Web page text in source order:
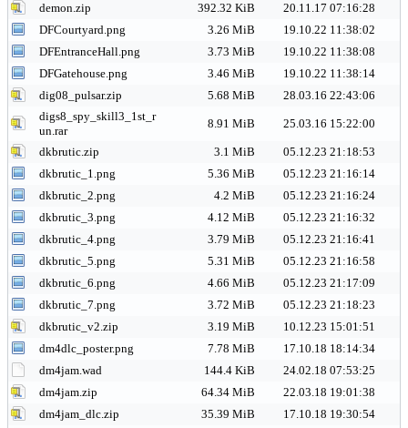
demon.zip
392.32 KiB
20.11.17 07:16:28
DFCourtyard.png
3.26 MiB
19.10.22 11:38:02
DFEntranceHall.png
3.73 MiB
19.10.22 11:38:08
DFGatehouse.png
3.46 MiB
19.10.22 11:38:14
dig08_pulsar.zip
5.68 MiB
28.03.16 22:43:06
digs8_spy_skill3_1st_r
un.rar
8.91 MiB 25.03.16 15:22:00
dkbrutic.zip 3.1 MiB
05.12.23 21:18:53
dkbrutic_1.png
5.36 MiB
05.12.23 21:16:14
dkbrutic_2.png
4.2 MiB
05.12.23 21:16:24
dkbrutic_3.png
4.12 MiB
05.12.23 21:16:32
dkbrutic_4.png
3.79 MiB
05.12.23 21:16:41
dkbrutic_5.png
5.31 MiB
05.12.23 21:16:58
dkbrutic_6.png
4.66 MiB
05.12.23 21:17:09
dkbrutic_7.png
3.72 MiB
05.12.23 21:18:23
dkbrutic_v2.zip
3.19 MiB
10.12.23 15:01:51
dm4dlc_poster.png
7.78 MiB
17.10.18 18:14:34
dm4jam.wad
144.4 KiB
24.02.18 07:53:25
dm4jam.zip
64.34 MiB
22.03.18 19:01:38
dm4jam_dlc.zip
35.39 MiB
17.10.18 19:30:54